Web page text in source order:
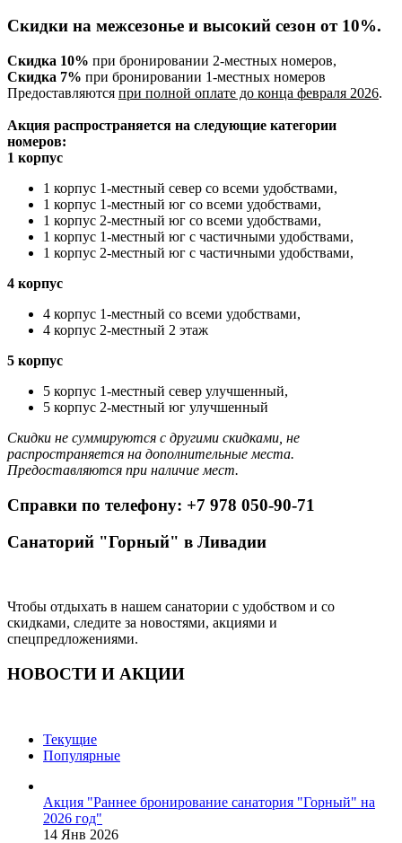
Скидки на межсезонье и высокий сезон от 10%.
Скидка 10% при бронировании 2-местных номеров,
Скидка 7% при бронировании 1-местных номеров
Предоставляются при полной оплате до конца февраля 2026.
Акция распространяется на следующие категории
номеров:
1 корпус
1 корпус 1-местный север со всеми удобствами,
1 корпус 1-местный юг со всеми удобствами,
1 корпус 2-местный юг со всеми удобствами,
1 корпус 1-местный юг с частичными удобствами,
1 корпус 2-местный юг с частичными удобствами,
4 корпус
4 корпус 1-местный со всеми удобствами,
4 корпус 2-местный 2 этаж
5 корпус
5 корпус 1-местный север улучшенный,
5 корпус 2-местный юг улучшенный
Скидки не суммируются с другими скидками, не
распространяется на дополнительные места.
Предоставляются при наличие мест.
Справки по телефону: +7 978 050-90-71
Санаторий "Горный" в Ливадии
Чтобы отдыхать в нашем санатории с удобством и со
скидками, следите за новостями, акциями и
спецпредложениями.
НОВОСТИ И АКЦИИ
Текущие
Популярные
Акция "Раннее бронирование санатория "Горный" на
2026 год"
14 Янв 2026